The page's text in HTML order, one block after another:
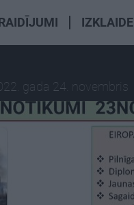
IZKLAIDE
gada 24. novembris